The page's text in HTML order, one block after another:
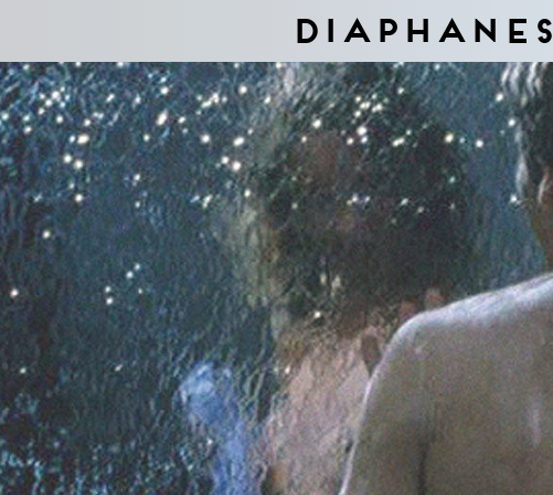
Diaphanes